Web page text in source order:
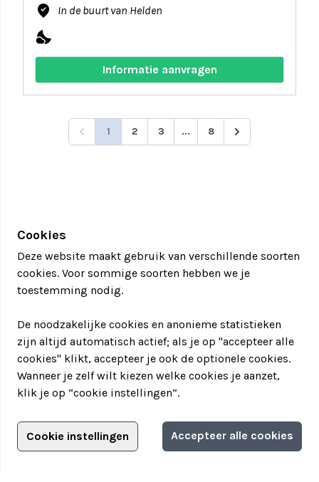
Filter jouw teamuitstapje!
where_to_vote In de buurt van Helden
nights_stay
Informatie aanvragen
1 2 3 ... 8
Adverteren?
Adverteerdersopties
Cookies
Deze website maakt gebruik van verschillende soorten
cookies. Voor sommige soorten hebben we je
toestemming nodig.
De noodzakelijke cookies en anonieme statistieken
zijn altijd automatisch actief; als je op "accepteer alle
cookies" klikt, accepteer je ook de optionele cookies.
Wanneer je zelf wilt kiezen welke cookies je aanzet,
klik je op “cookie instellingen”.
Cookie instellingen Accepteer alle cookies